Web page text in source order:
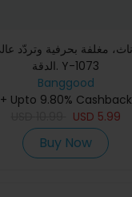
الدقة. Y-1073
Banggood
+ Upto 9.80% Cashback
USD 5.99
Buy Now